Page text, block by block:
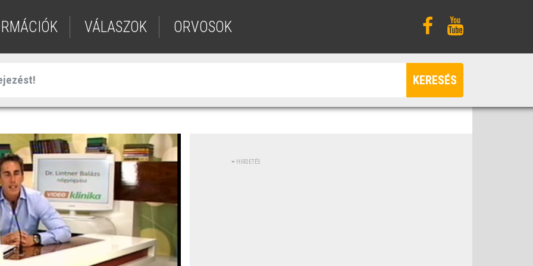
VÁLASZOK ORVOSOK
KERESÉS
HIRDETÉS